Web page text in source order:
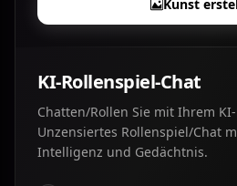
Kunst
KI-Rollenspiel-Chat
Chatten/Rollen Sie mit Ihrem
Unzensiertes Rollenspiel/Chat
Intelligenz und Gedächtnis.